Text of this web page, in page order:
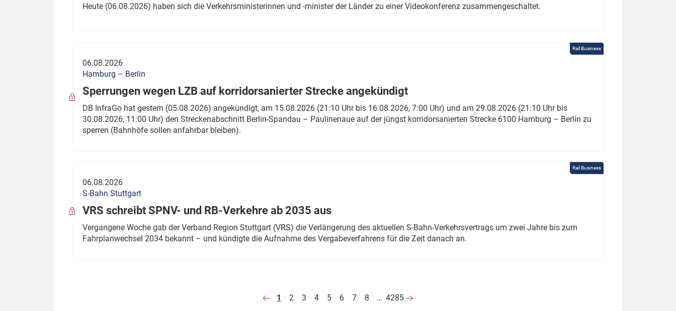
Heute (06.08.2026) haben sich die Verkehrsministerinnen und -minister der Länder zu einer Videokonferenz zusammengeschaltet.
Rail Business
06.08.2026
Hamburg – Berlin
Sperrungen wegen LZB auf korridorsanierter Strecke angekündigt
DB InfraGo hat gestern (05.08.2026) angekündigt, am 15.08.2026 (21:10 Uhr bis 16.08.2026, 7:00 Uhr) und am 29.08.2026 (21:10 Uhr bis
30.08.2026, 11:00 Uhr) den Streckenabschnitt Berlin-Spandau – Paulinenaue auf der jüngst korridorsanierten Strecke 6100 Hamburg – Berlin zu
sperren (Bahnhöfe sollen anfahrbar bleiben).
Rail Business
06.08.2026
S-Bahn Stuttgart
VRS schreibt SPNV- und RB-Verkehre ab 2035 aus
Vergangene Woche gab der Verband Region Stuttgart (VRS) die Verlängerung des aktuellen S-Bahn-Verkehrsvertrags um zwei Jahre bis zum
Fahrplanwechsel 2034 bekannt – und kündigte die Aufnahme des Vergabeverfahrens für die Zeit danach an.
1 2 3 4 5 6 7 8 … 4285